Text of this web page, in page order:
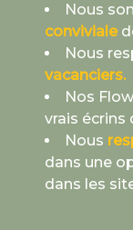
Nous
conviviale
Nous
vacanciers.
Nos
vrais écrins
Nous
dans une
dans les